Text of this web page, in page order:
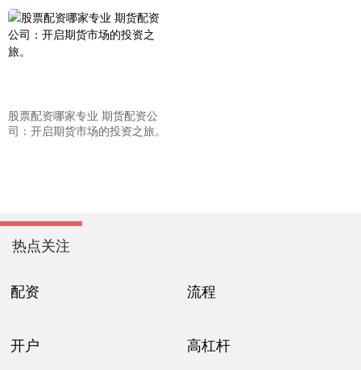
股票配资哪家专业 期货配资公
司：开启期货市场的投资之旅。
热点关注
配资 流程
开户 高杠杆